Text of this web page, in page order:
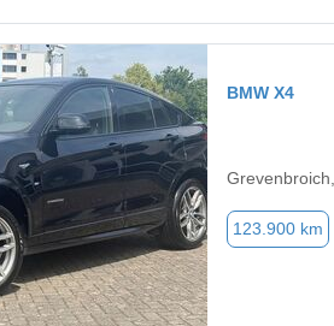
BMW X4
123.900 km